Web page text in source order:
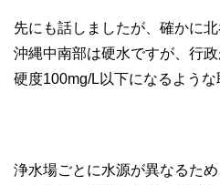
先にも話しましたが、確かに
沖縄中南部は硬水ですが、行
硬度100mg/L以下になるような
浄水場ごとに水源が異なるた